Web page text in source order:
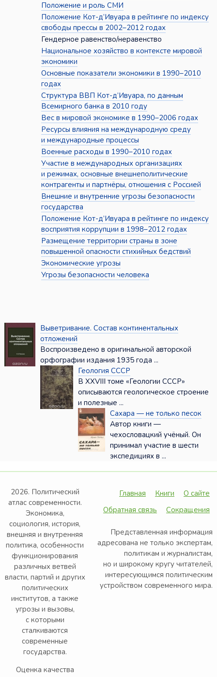
Положение и роль СМИ
Положение Кот-д’Ивуара в рейтинге по индексу
свободы прессы в 2002–2012 годах
Гендерное равенство/неравенство
Национальное хозяйство в контексте мировой
экономики
Основные показатели экономики в 1990–2010
годах
Структура ВВП Кот-д’Ивуара, по данным
Всемирного банка в 2010 году
Вес в мировой экономике в 1990–2006 годах
Ресурсы влияния на международную среду
и международные процессы
Военные расходы в 1990–2010 годах
Участие в международных организациях
и режимах, основные внешнеполитические
контрагенты и партнёры, отношения с Россией
Внешние и внутренние угрозы безопасности
государства
Положение Кот-д’Ивуара в рейтинге по индексу
восприятия коррупции в 1998–2012 годах
Размещение территории страны в зоне
повышенной опасности стихийных бедствий
Экономические угрозы
Угрозы безопасности человека
Выветривание. Состав континентальных
отложений
Воспроизведено в оригинальной авторской
орфографии издания 1935 года ...
Геология СССР
В XXVIII томе «Геологии СССР»
описываются геологическое строение
и полезные ...
Сахара — не только песок
Автор книги —
чехословацкий учёный. Он
принимал участие в шести
экспедициях в ...
2026. Политический
атлас современности.
Экономика,
социология, история,
внешняя и внутренняя
политика, особенности
функционирования
различных ветвей
власти, партий и других
политических
институтов, а также
угрозы и вызовы,
с которыми
сталкиваются
современные
государства.
Оценка качества
Главная Книги
О сайте
Обратная связь
Сокращения
Представленная информация
адресована не только экспертам,
политикам и журналистам,
но и широкому кругу читателей,
интересующимся политическим
устройством современного мира.